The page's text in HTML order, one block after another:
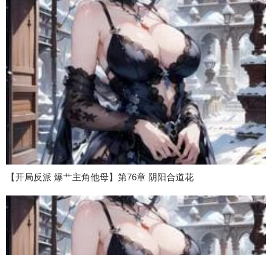
【开局反派 爆艹主角他母】第76章 阴阳合道花